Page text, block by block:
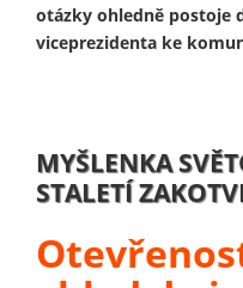
otázky ohledně postoje
viceprezidenta ke
MYŠLENKA
STALETÍ